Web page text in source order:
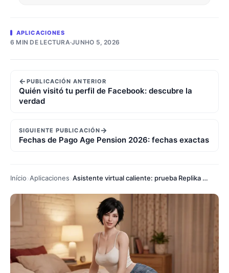
APLICACIONES
6 MIN DE LECTURA·JUNHO 5, 2026
←PUBLICACIÓN ANTERIOR
Quién visitó tu perfil de Facebook: descubre la
verdad
SIGUIENTE PUBLICACIÓN→
Fechas de Pago Age Pension 2026: fechas exactas
Início Aplicaciones Asistente virtual caliente: prueba Replika privado